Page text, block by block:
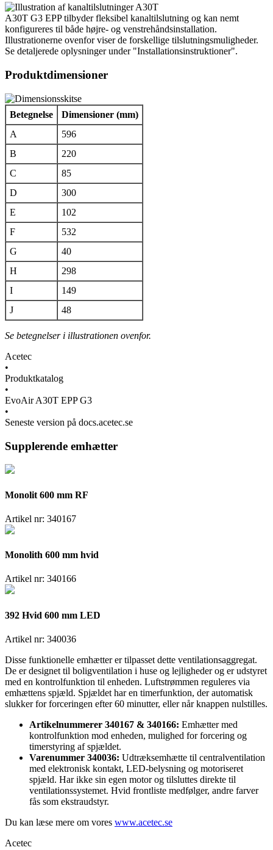
A30T G3 EPP tilbyder fleksibel kanaltilslutning og kan nemt
konfigureres til både højre- og venstrehåndsinstallation.
Illustrationerne ovenfor viser de forskellige tilslutningsmuligheder.
Se detaljerede oplysninger under "Installationsinstruktioner".
Produktdimensioner
Betegnelse
Dimensioner (mm)
A
596
B
220
C
85
D
300
E
102
F
532
G
40
H
298
I
149
J
48
Se betegnelser i illustrationen ovenfor.
Acetec
•
Produktkatalog
•
EvoAir A30T EPP G3
•
Seneste version på docs.acetec.se
Supplerende emhætter
Monolit 600 mm RF
Artikel nr: 340167
Monolith 600 mm hvid
Artikel nr: 340166
392 Hvid 600 mm LED
Artikel nr: 340036
Disse funktionelle emhætter er tilpasset dette ventilationsaggregat.
De er designet til boligventilation i huse og lejligheder og er udstyret
med en kontrolfunktion til enheden. Luftstrømmen reguleres via
emhættens spjæld. Spjældet har en timerfunktion, der automatisk
slukker for forceringen efter 60 minutter, eller når knappen nulstilles.
Artikelnummerer 340167 & 340166: Emhætter med
kontrolfunktion mod enheden, mulighed for forcering og
timerstyring af spjældet.
Varenummer 340036: Udtræksemhætte til centralventilation
med elektronisk kontakt, LED-belysning og motoriseret
spjæld. Har ikke sin egen motor og tilsluttes direkte til
ventilationssystemet. Hvid frontliste medfølger, andre farver
fås som ekstraudstyr.
Du kan læse mere om vores www.acetec.se
Acetec